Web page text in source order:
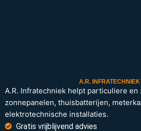
A.R. INFRATECHNIEK
A.R. Infratechniek helpt particuliere
zonnepanelen, thuisbatterijen,
elektrotechnische installaties.
Gratis vrijblijvend advies